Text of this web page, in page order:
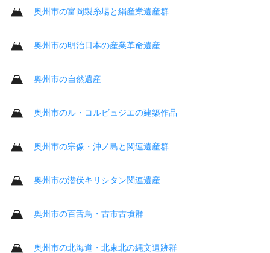
奥州市の富岡製糸場と絹産業遺産群
奥州市の明治日本の産業革命遺産
奥州市の自然遺産
奥州市のル・コルビュジエの建築作品
奥州市の宗像・沖ノ島と関連遺産群
奥州市の潜伏キリシタン関連遺産
奥州市の百舌鳥・古市古墳群
奥州市の北海道・北東北の縄文遺跡群